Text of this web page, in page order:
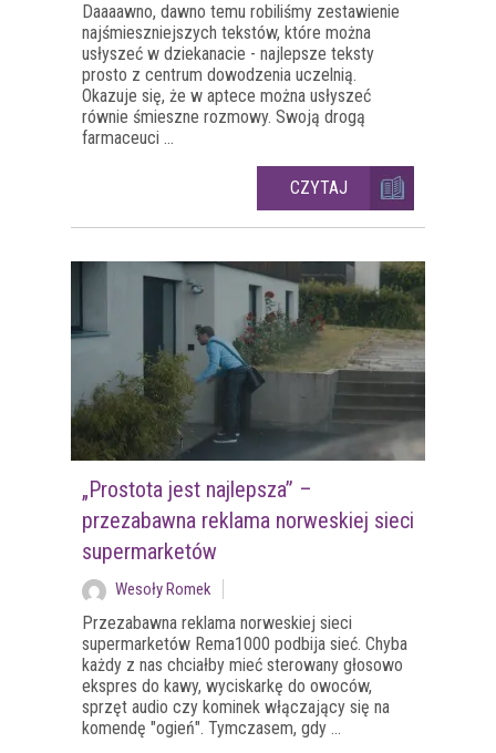
Daaaawno, dawno temu robiliśmy zestawienie
najśmieszniejszych tekstów, które można
usłyszeć w dziekanacie - najlepsze teksty
prosto z centrum dowodzenia uczelnią.
Okazuje się, że w aptece można usłyszeć
równie śmieszne rozmowy. Swoją drogą
farmaceuci ...
CZYTAJ
„Prostota jest najlepsza” –
przezabawna reklama norweskiej sieci
supermarketów
Wesoły Romek
Przezabawna reklama norweskiej sieci
supermarketów Rema1000 podbija sieć. Chyba
każdy z nas chciałby mieć sterowany głosowo
ekspres do kawy, wyciskarkę do owoców,
sprzęt audio czy kominek włączający się na
komendę "ogień". Tymczasem, gdy ...